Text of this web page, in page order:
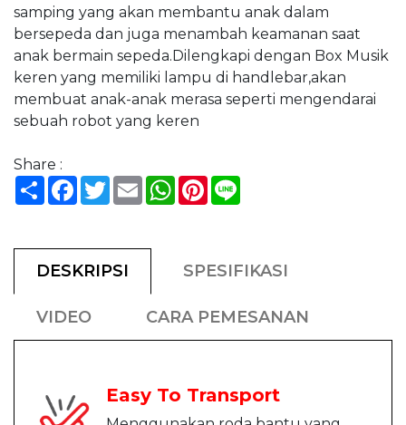
samping yang akan membantu anak dalam
bersepeda dan juga menambah keamanan saat
anak bermain sepeda.Dilengkapi dengan Box Musik
keren yang memiliki lampu di handlebar,akan
membuat anak-anak merasa seperti mengendarai
sebuah robot yang keren
Share :
ShareFacebook
TwitterEmailWhatsApp
Pinterest
DESKRIPSI SPESIFIKASI
VIDEO CARA PEMESANAN
Easy To Transport